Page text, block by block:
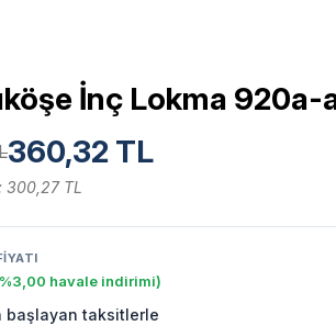
İnç Lokma 920a-
360,32 TL
300,27 TL
havale indirimi)
başlayan taksitlerle